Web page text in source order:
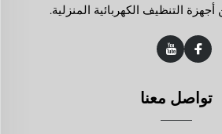
أجهزة التنظيف الكهربائية المنزلية.
تواصل معنا